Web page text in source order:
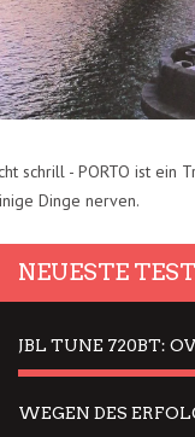
schrill - PORTO ist ein
Dinge nerven.
NEUESTE